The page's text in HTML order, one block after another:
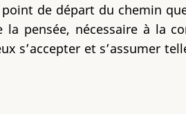
de départ du chemin
pensée, nécessaire à la
s’accepter et s’assumer